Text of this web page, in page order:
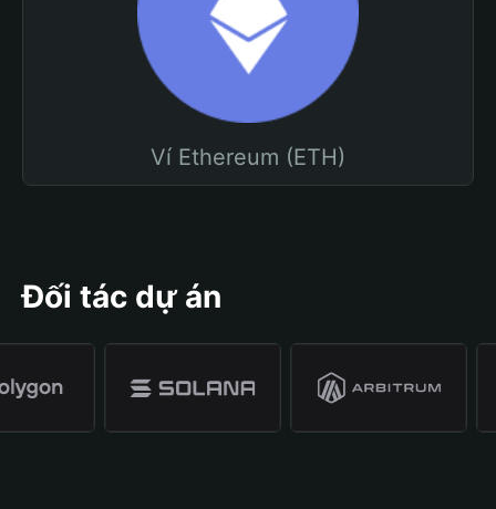
Ví Ethereum (ETH)
Đối tác dự án